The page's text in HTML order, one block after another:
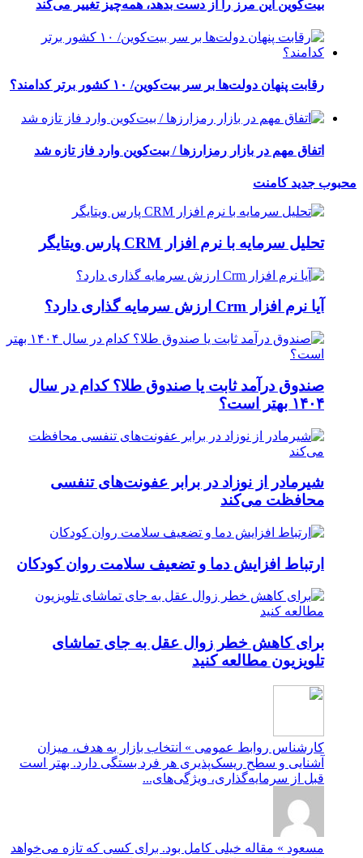
بیت‌کوین این مرز را از دست بدهد، همه‌چیز تغییر می‌کند
رقابت پنهان دولت‌ها بر سر بیت‌کوین/ ۱۰ کشور برتر کدامند؟
اتفاق مهم در بازار رمزارزها / بیت‌کوین وارد فاز تازه شد
محبوب جدیدکامنت
تحلیل سرمایه با نرم افزار CRM پارس ویتایگر
آیا نرم افزار Crm ارزش سرمایه گذاری دارد؟
صندوق درآمد ثابت یا صندوق طلا؟ کدام در سال
۱۴۰۴ بهتر است؟
شیرمادر از نوزاد در برابر عفونت‌های تنفسی
محافظت می‌کند
ارتباط افزایش دما و تضعیف سلامت روان کودکان
برای کاهش خطر زوال عقل به جای تماشای
تلویزیون مطالعه کنید
کارشناس روابط عمومی » انتخاب بازار به هدف، میزان
آشنایی و سطح ریسک‌پذیری هر فرد بستگی دارد. بهتر است
قبل از سرمایه‌گذاری، ویژگی‌های...
مسعود » مقاله خیلی کامل بود. برای کسی که تازه می‌خواهد